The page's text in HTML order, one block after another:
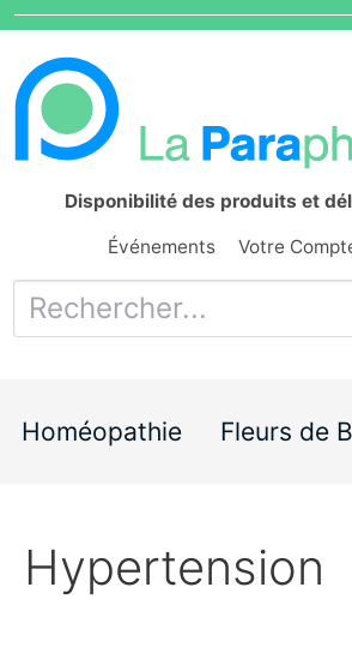
Disponibilité des produits et
Événements Votre
Homéopathie Fleurs de
Hypertension